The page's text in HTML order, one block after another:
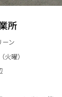
所
ーン
曜）